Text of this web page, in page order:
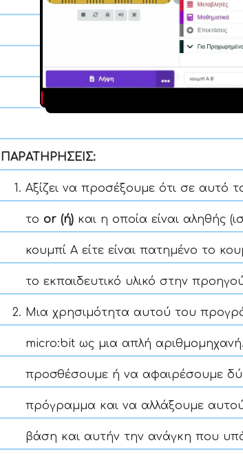
ΠΑΡΑΤΗΡΗΣΕΙΣ:
Αξίζει να προσέξουμε ότι σε αυτό
το or (ή) και η οποία είναι αληθής
κουμπί Α είτε είναι πατημένο το
το εκπαιδευτικό υλικό στην
Μια χρησιμότητα αυτού του
micro:bit ως μια απλή
προσθέσουμε ή να αφαιρέσουμε
πρόγραμμα και να αλλάξουμε
βάση και αυτήν την ανάγκη που